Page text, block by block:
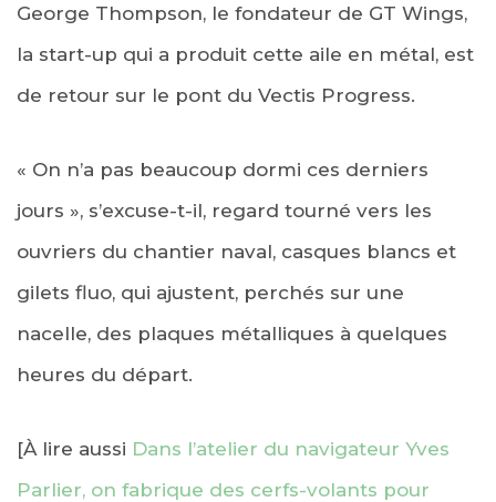
George Thompson, le fondateur de GT Wings,
la start-up qui a produit cette aile en métal, est
de retour sur le pont du Vectis Progress.
« On n’a pas beaucoup dormi ces derniers
jours », s’excuse-t-il, regard tourné vers les
ouvriers du chantier naval, casques blancs et
gilets fluo, qui ajustent, perchés sur une
nacelle, des plaques métalliques à quelques
heures du départ.
[À lire aussi Dans l’atelier du navigateur Yves
Parlier, on fabrique des cerfs-volants pour